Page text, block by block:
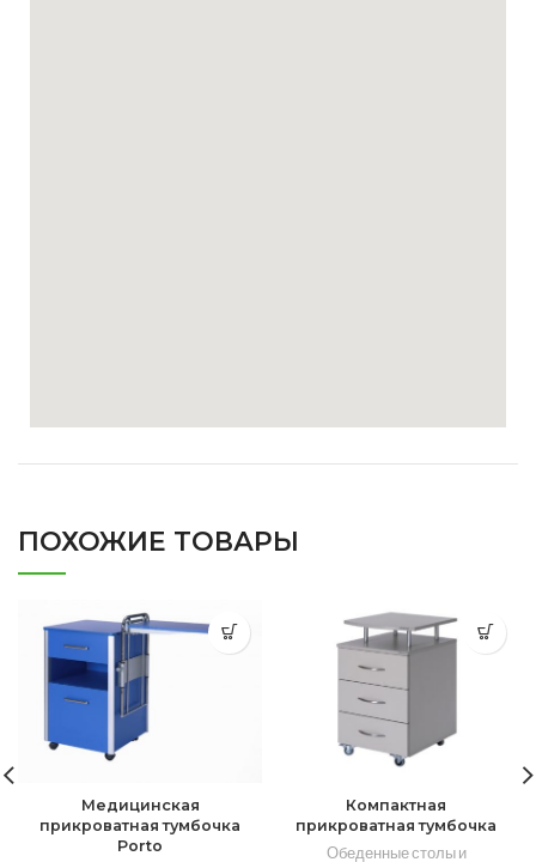
ПОХОЖИЕ ТОВАРЫ
Медицинская
прикроватная тумбочка
Porto
Компактная
прикроватная тумбочка
Обеденные столы и